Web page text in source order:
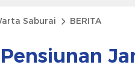
Saburai BERITA
Pensiunan